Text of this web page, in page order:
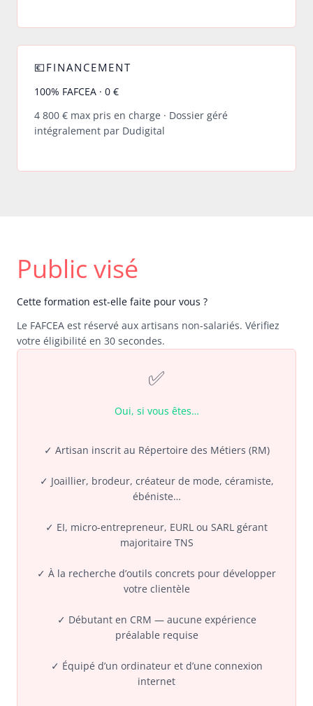
💶FINANCEMENT
100% FAFCEA · 0 €
4 800 € max pris en charge · Dossier géré
intégralement par Dudigital
Public visé
Cette formation est-elle faite pour vous ?
Le FAFCEA est réservé aux artisans non-salariés. Vérifiez
votre éligibilité en 30 secondes.
✅
Oui, si vous êtes…
✓ Artisan inscrit au Répertoire des Métiers (RM)
✓ Joaillier, brodeur, créateur de mode, céramiste,
ébéniste…
✓ EI, micro-entrepreneur, EURL ou SARL gérant
majoritaire TNS
✓ À la recherche d’outils concrets pour développer
votre clientèle
✓ Débutant en CRM — aucune expérience
préalable requise
✓ Équipé d’un ordinateur et d’une connexion
internet